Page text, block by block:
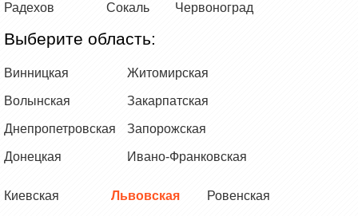
Радехов Сокаль Червоноград
Выберите область:
Винницкая
Волынская
Днепропетровская
Донецкая
Житомирская
Закарпатская
Запорожская
Ивано-Франковская
Киевская Львовская Ровенская